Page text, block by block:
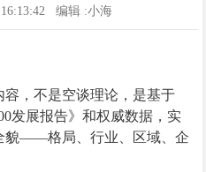
编辑 :小海
，不是空谈理论，是基于
发展报告》和权威数据，实
貌——格局、行业、区域、企